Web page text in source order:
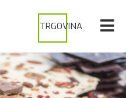
TRGOVINA